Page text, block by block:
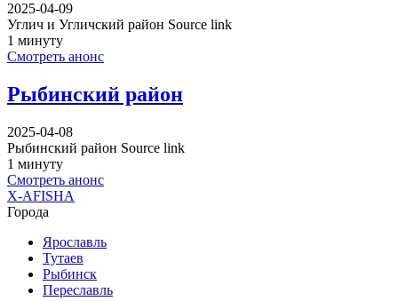
2025-04-09
Углич и Угличский район Source link
1 минуту
Смотреть анонс
Рыбинский район
2025-04-08
Рыбинский район Source link
1 минуту
Смотреть анонс
X-AFISHA
Города
Ярославль
Тутаев
Рыбинск
Переславль